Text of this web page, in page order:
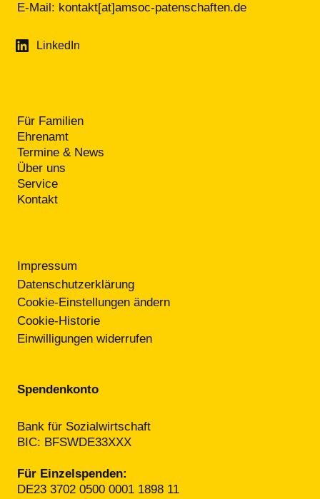
E-Mail: kontakt[at]amsoc-patenschaften.de
LinkedIn
Für Familien
Ehrenamt
Termine & News
Über uns
Service
Kontakt
Impressum
Datenschutzerklärung
Cookie-Einstellungen ändern
Cookie-Historie
Einwilligungen widerrufen
Spendenkonto
Bank für Sozialwirtschaft
BIC: BFSWDE33XXX
Für Einzelspenden:
DE23 3702 0500 0001 1898 11